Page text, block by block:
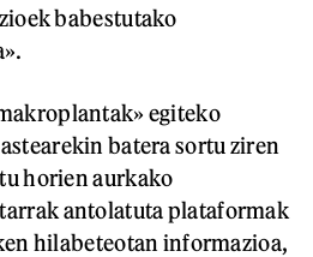
babestutako
egiteko
batera sortu ziren
horien aurkako
antolatuta plataformak
hilabeteotan informazioa,